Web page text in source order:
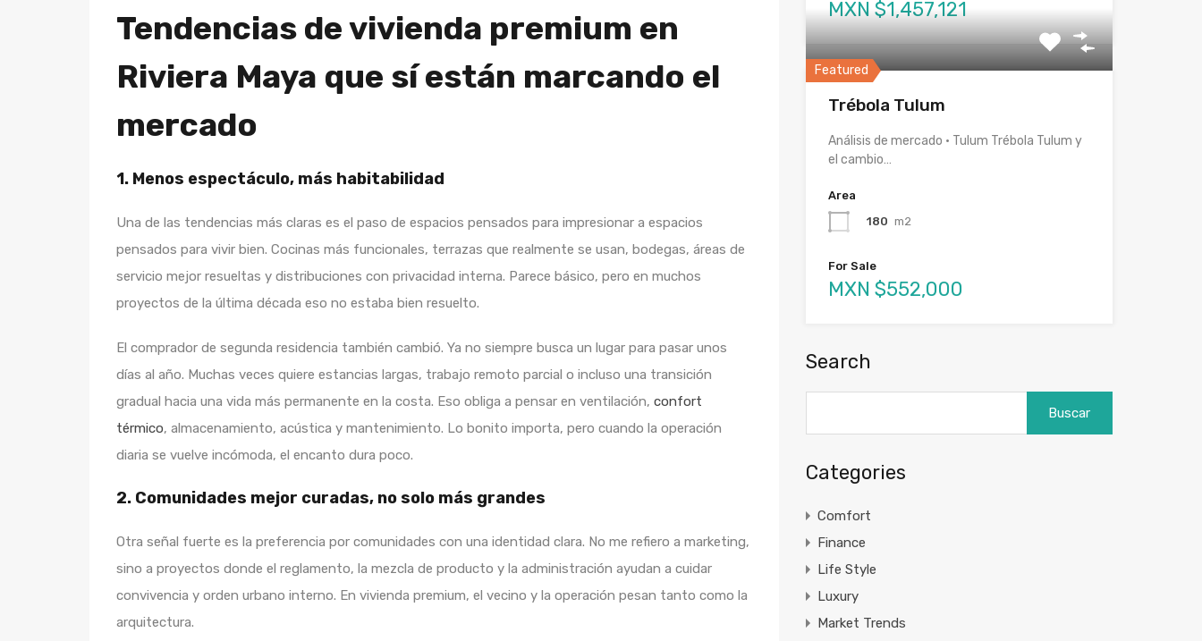
Tendencias de vivienda premium en
Riviera Maya que sí están marcando el
mercado
1. Menos espectáculo, más habitabilidad
Una de las tendencias más claras es el paso de espacios pensados para impresionar a espacios
pensados para vivir bien. Cocinas más funcionales, terrazas que realmente se usan, bodegas, áreas de
servicio mejor resueltas y distribuciones con privacidad interna. Parece básico, pero en muchos
proyectos de la última década eso no estaba bien resuelto.
El comprador de segunda residencia también cambió. Ya no siempre busca un lugar para pasar unos
días al año. Muchas veces quiere estancias largas, trabajo remoto parcial o incluso una transición
gradual hacia una vida más permanente en la costa. Eso obliga a pensar en ventilación, confort
térmico, almacenamiento, acústica y mantenimiento. Lo bonito importa, pero cuando la operación
diaria se vuelve incómoda, el encanto dura poco.
2. Comunidades mejor curadas, no solo más grandes
Otra señal fuerte es la preferencia por comunidades con una identidad clara. No me refiero a marketing,
sino a proyectos donde el reglamento, la mezcla de producto y la administración ayudan a cuidar
convivencia y orden urbano interno. En vivienda premium, el vecino y la operación pesan tanto como la
arquitectura.
MXN $1,457,121
Featured
Trébola Tulum
Análisis de mercado · Tulum Trébola Tulum y
el cambio…
Area
180 m2
For Sale
MXN $552,000
Search
Categories
Comfort
Finance
Life Style
Luxury
Market Trends